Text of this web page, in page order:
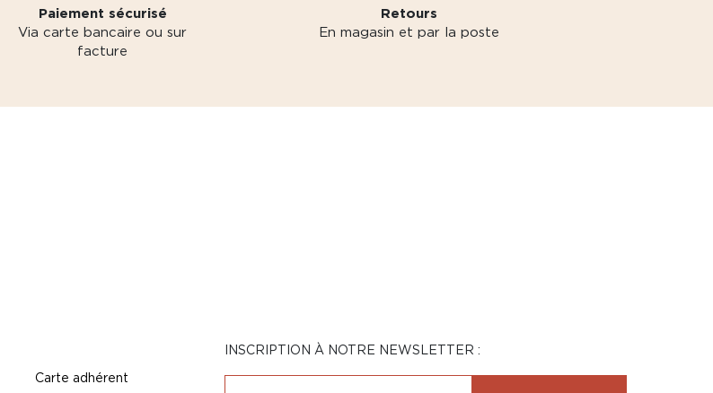
Paiement sécurisé
Via carte bancaire ou sur
facture
Retours
En magasin et par la poste
Carte adhérent
INSCRIPTION À NOTRE NEWSLETTER :